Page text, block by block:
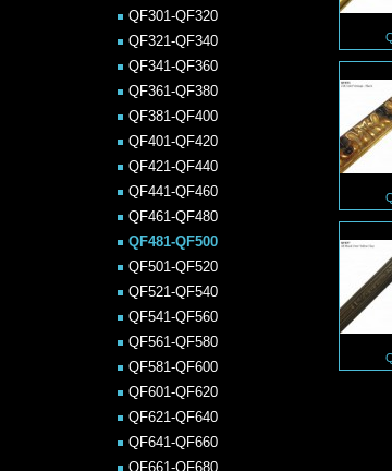
QF301-QF320
QF321-QF340
QF341-QF360
QF361-QF380
QF381-QF400
QF401-QF420
QF421-QF440
QF441-QF460
QF461-QF480
QF481-QF500
QF501-QF520
QF521-QF540
QF541-QF560
QF561-QF580
QF581-QF600
QF601-QF620
QF621-QF640
QF641-QF660
QF661-QF680